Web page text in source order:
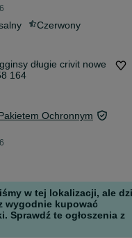
Czerwony
długie crivit nowe
164
Ochronnym
w tej lokalizacji, ale
wygodnie kupować
Sprawdź te ogłoszenia z